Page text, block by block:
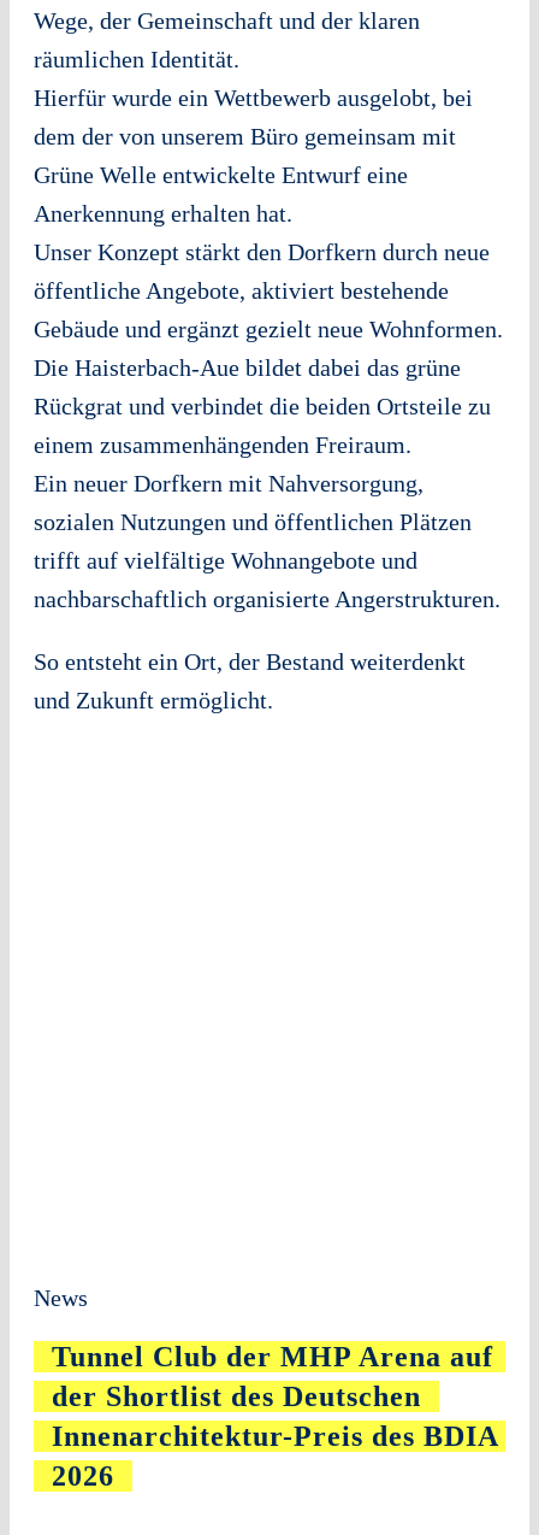
Wege, der Gemeinschaft und der klaren
räumlichen Identität.
Hierfür wurde ein Wettbewerb ausgelobt, bei
dem der von unserem Büro gemeinsam mit
Grüne Welle entwickelte Entwurf eine
Anerkennung erhalten hat.
Unser Konzept stärkt den Dorfkern durch neue
öffentliche Angebote, aktiviert bestehende
Gebäude und ergänzt gezielt neue Wohnformen.
Die Haisterbach-Aue bildet dabei das grüne
Rückgrat und verbindet die beiden Ortsteile zu
einem zusammenhängenden Freiraum.
Ein neuer Dorfkern mit Nahversorgung,
sozialen Nutzungen und öffentlichen Plätzen
trifft auf vielfältige Wohnangebote und
nachbarschaftlich organisierte Angerstrukturen.
So entsteht ein Ort, der Bestand weiterdenkt
und Zukunft ermöglicht.
News
Tunnel Club der MHP Arena auf
der Shortlist des Deutschen
Innenarchitektur-Preis des BDIA
2026